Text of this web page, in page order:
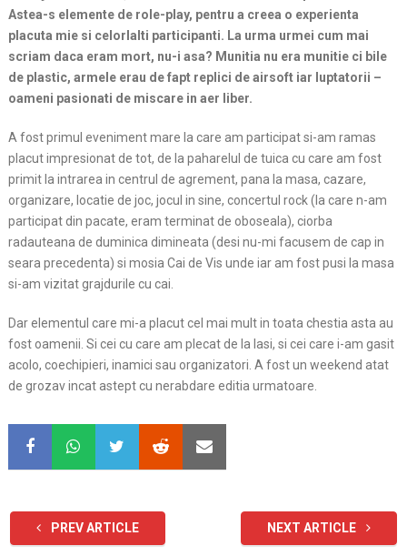
Astea-s elemente de role-play, pentru a creea o experienta
placuta mie si celorlalti participanti. La urma urmei cum mai
scriam daca eram mort, nu-i asa? Munitia nu era munitie ci bile
de plastic, armele erau de fapt replici de airsoft iar luptatorii –
oameni pasionati de miscare in aer liber.
A fost primul eveniment mare la care am participat si-am ramas
placut impresionat de tot, de la paharelul de tuica cu care am fost
primit la intrarea in centrul de agrement, pana la masa, cazare,
organizare, locatie de joc, jocul in sine, concertul rock (la care n-am
participat din pacate, eram terminat de oboseala), ciorba
radauteana de duminica dimineata (desi nu-mi facusem de cap in
seara precedenta) si mosia Cai de Vis unde iar am fost pusi la masa
si-am vizitat grajdurile cu cai.
Dar elementul care mi-a placut cel mai mult in toata chestia asta au
fost oamenii. Si cei cu care am plecat de la Iasi, si cei care i-am gasit
acolo, coechipieri, inamici sau organizatori. A fost un weekend atat
de grozav incat astept cu nerabdare editia urmatoare.
PREV ARTICLE NEXT ARTICLE